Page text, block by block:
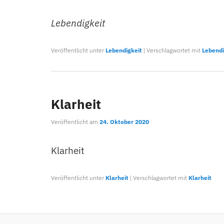
Lebendigkeit
Veröffentlicht unter Lebendigkeit |Verschlagwortet mit
Klarheit
Veröffentlicht am24. Oktober 2020
Klarheit
Veröffentlicht unter Klarheit |Verschlagwortet mit Klarheit